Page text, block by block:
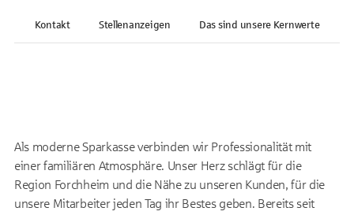
Kontakt Stellenanzeigen Das sind unsere Kernwerte
Als moderne Sparkasse verbinden wir Professionalität mit
einer familiären Atmosphäre. Unser Herz schlägt für die
Region Forchheim und die Nähe zu unseren Kunden, für die
unsere Mitarbeiter jeden Tag ihr Bestes geben. Bereits seit